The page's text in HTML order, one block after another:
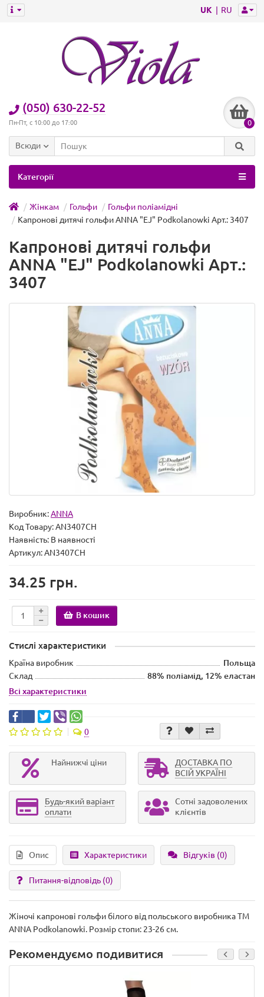
UK RU
(050) 630-22-52
Пн-Пт, с 10:00 до 17:00 0
Всюди
Категорії
Жінкам Гольфи
Гольфи поліамідні
Капронові дитячі гольфи ANNA "EJ" Podkolanowki Арт.: 3407
Капронові дитячі гольфи
ANNA "EJ" Podkolanowki Арт.:
3407
Виробник:ANNA
Код Товару:AN3407CH
Наявність: В наявності
Артикул: AN3407CH
34.25 грн.
В кошик
Стислі характеристики
Країна виробник
Польща
Склад
88% поліамід, 12% еластан
Всі характеристики
0
Найнижчі ціни
ДОСТАВКА ПО
ВСІЙ УКРАЇНІ
Будь-який варіант
оплати
Сотні задоволених
клієнтів
Опис Характеристики Відгуків (0)
Питання-відповідь (0)
Жіночі капронові гольфи білого від польського виробника ТМ
ANNA Podkolanowki. Розмір стопи: 23-26 см.
Рекомендуємо подивитися